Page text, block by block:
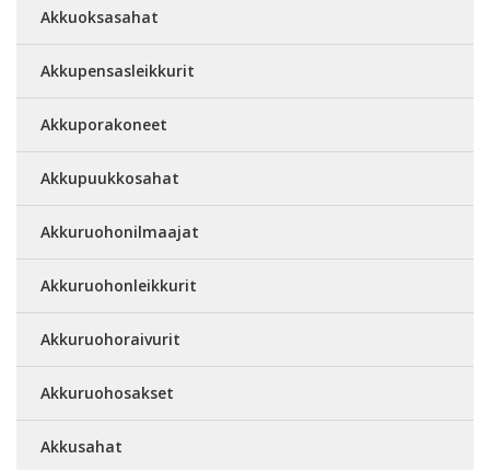
Akkuoksasahat
Akkupensasleikkurit
Akkuporakoneet
Akkupuukkosahat
Akkuruohonilmaajat
Akkuruohonleikkurit
Akkuruohoraivurit
Akkuruohosakset
Akkusahat